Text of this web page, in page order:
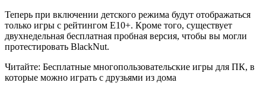
Теперь при включении детского режима будут отображаться
только игры с рейтингом E10+. Кроме того, существует
двухнедельная бесплатная пробная версия, чтобы вы могли
протестировать BlackNut.
Читайте: Бесплатные многопользовательские игры для ПК, в
которые можно играть с друзьями из дома